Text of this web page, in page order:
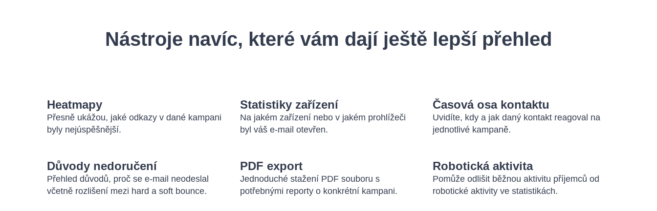
Nástroje navíc, které vám dají ještě lepší přehled
Heatmapy
Přesně ukážou, jaké odkazy v dané kampani
byly nejúspěšnější.
Statistiky zařízení
Na jakém zařízení nebo v jakém prohlížeči
byl váš e-mail otevřen.
Časová osa kontaktu
Uvidíte, kdy a jak daný kontakt reagoval na
jednotlivé kampaně.
Důvody nedoručení
Přehled důvodů, proč se e-mail neodeslal
včetně rozlišení mezi hard a soft bounce.
PDF export
Jednoduché stažení PDF souboru s
potřebnými reporty o konkrétní kampani.
Robotická aktivita
Pomůže odlišit běžnou aktivitu příjemců od
robotické aktivity ve statistikách.